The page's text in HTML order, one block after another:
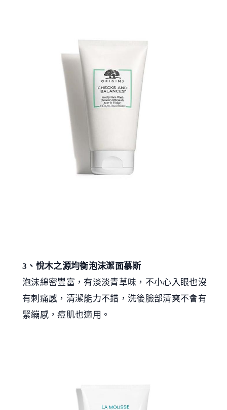
3、悅木之源均衡泡沫潔面慕斯
泡沫綿密豐富，有淡淡青草味，不小心入眼也沒
有刺痛感，清潔能力不錯，洗後臉部清爽不會有
緊繃感，痘肌也適用。